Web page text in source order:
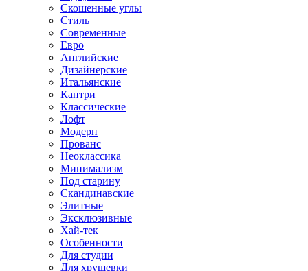
Скошенные углы
Стиль
Современные
Евро
Английские
Дизайнерские
Итальянские
Кантри
Классические
Лофт
Модерн
Прованс
Неоклассика
Минимализм
Под старину
Скандинавские
Элитные
Эксклюзивные
Хай-тек
Особенности
Для студии
Для хрущевки